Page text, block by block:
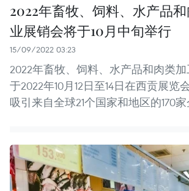
2022年畜牧、饲料、水产品
业展销会将于10月中旬举行
15/09/2022 03:23
2022年畜牧、饲料、水产品和肉类
于2022年10月12日至14日在西贡展览
吸引来自全球21个国家和地区的170家